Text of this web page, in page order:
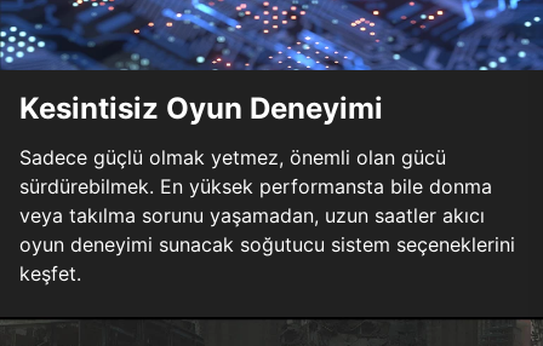
Kesintisiz Oyun Deneyimi
Sadece güçlü olmak yetmez, önemli olan gücü
sürdürebilmek. En yüksek performansta bile donma
veya takılma sorunu yaşamadan, uzun saatler akıcı
oyun deneyimi sunacak soğutucu sistem seçeneklerini
keşfet.